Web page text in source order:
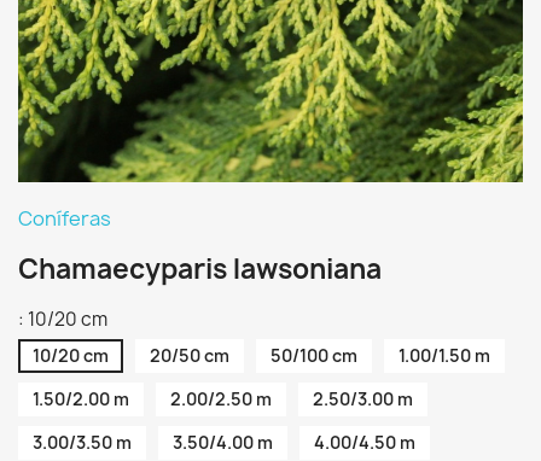
Coníferas
Chamaecyparis lawsoniana
: 10/20 cm
10/20 cm 20/50 cm 50/100 cm
1.00/1.50 m
1.50/2.00 m
2.00/2.50 m
2.50/3.00 m
3.00/3.50 m
3.50/4.00 m
4.00/4.50 m